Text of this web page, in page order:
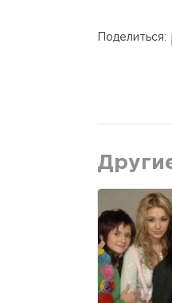
Поделиться: